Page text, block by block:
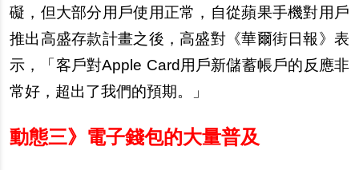
礙，但大部分用戶使用正常，自從蘋果手機對用戶
推出高盛存款計畫之後，高盛對《華爾街日報》表
示，「客戶對Apple Card用戶新儲蓄帳戶的反應非
常好，超出了我們的預期。」
動態三》電子錢包的大量普及